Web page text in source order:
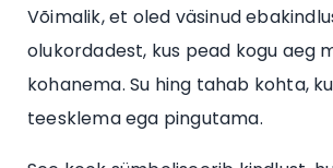
Võimalik, et oled väsinud
olukordadest, kus pead kogu aeg
kohanema. Su hing tahab kohta,
teesklema ega pingutama.